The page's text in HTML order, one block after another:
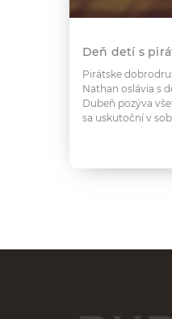
Deň detí s
Pirátske
Nathan oslávia s
Dubeň pozýva
sa uskutoční v